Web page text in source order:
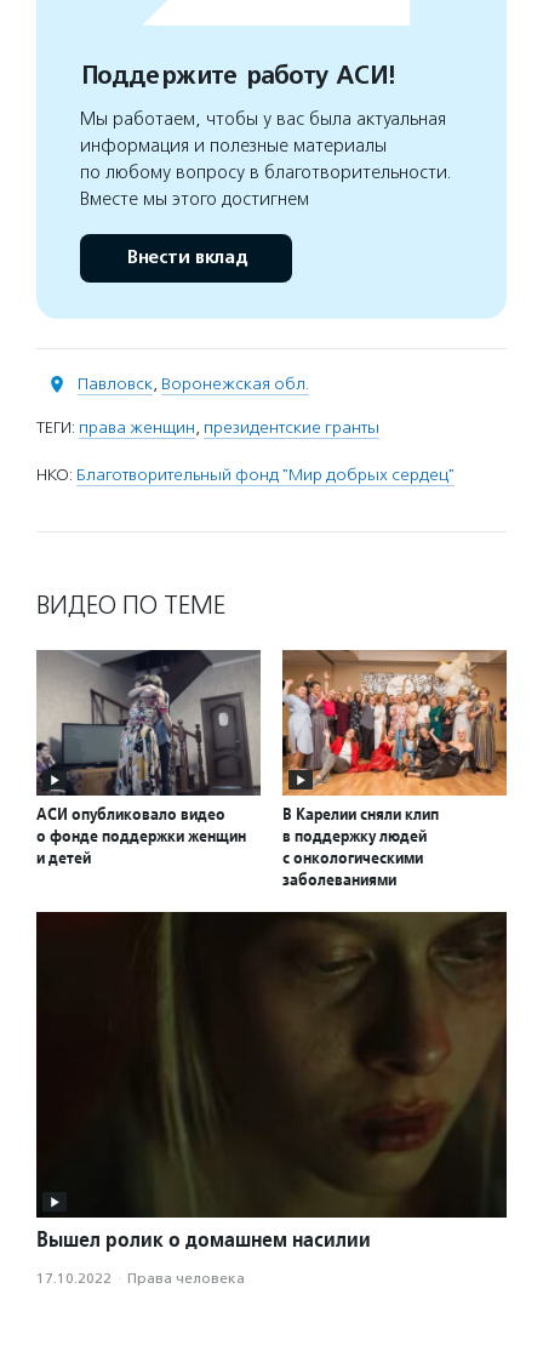
Поддержите работу АСИ!
Мы работаем, чтобы у вас была актуальная
информация и полезные материалы
по любому вопросу в благотворительности.
Вместе мы этого достигнем
Внести вклад
Павловск, Воронежская обл.
ТЕГИ: права женщин, президентские гранты
НКО: Благотворительный фонд "Мир добрых сердец"
ВИДЕО ПО ТЕМЕ
АСИ опубликовало видео
о фонде поддержки женщин
и детей
В Карелии сняли клип
в поддержку людей
с онкологическими
заболеваниями
Вышел ролик о домашнем насилии
17.10.2022 · Права человека